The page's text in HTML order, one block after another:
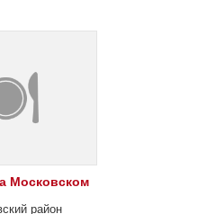
Московском
район